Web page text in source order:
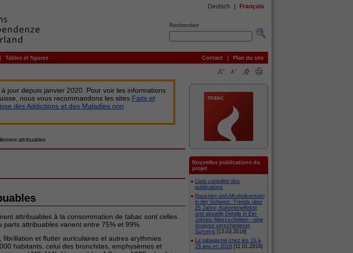
Deutsch Français
Rechercher
Contact | Plan du site
| Tables et figures
jour depuis janvier 2020. Pour voir les informations
nous vous recommandons les sites Faits et
des Addictions et des Maladies non
attribuables
attribuables à la consommation de tabac sont celles
attribuables varient entre 75% et 99%.
et flutter auriculaires et autres arythmies
habitants, celui des bronchites, emphysèmes et
Nouvelles publications du
projet
Liste complète des
publications
Rauchen und Alkoholkonsum
in der Schweiz: Trends über
25 Jahre, Kohorteneffekte
und aktuelle Details in Ein-
Jahres-Altersschritten - eine
Analyse verschiedener
Surveys [13.03.2019]
Le tabagisme chez les 15 à
25 ans en 2016 [11.01.2018]